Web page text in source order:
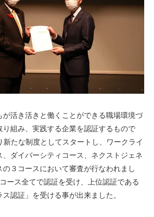
が活き活きと働くことができる職場環境づ
り組み、実践する企業を認証するもので
新たな制度としてスタートし、ワークライ
、ダイバーシティコース、ネクストジェネ
の３コースにおいて審査が行なわれまし
ース全てで認証を受け、上位認証である
ス認証」を受ける事が出来ました。